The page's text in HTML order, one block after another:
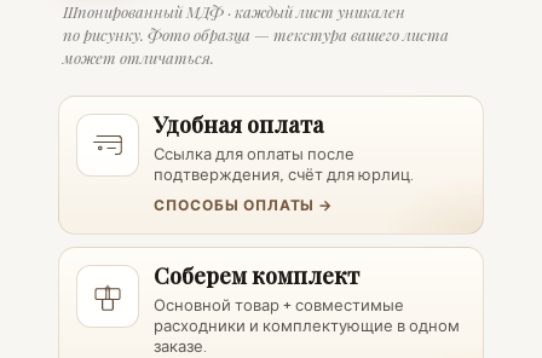
Шпонированный МДФ · каждый лист уникален
по рисунку. Фото образца — текстура вашего листа
может отличаться.
Удобная оплата
Ссылка для оплаты после
подтверждения, счёт для юрлиц.
СПОСОБЫ ОПЛАТЫ →
Соберем комплект
Основной товар + совместимые
расходники и комплектующие в одном
заказе.